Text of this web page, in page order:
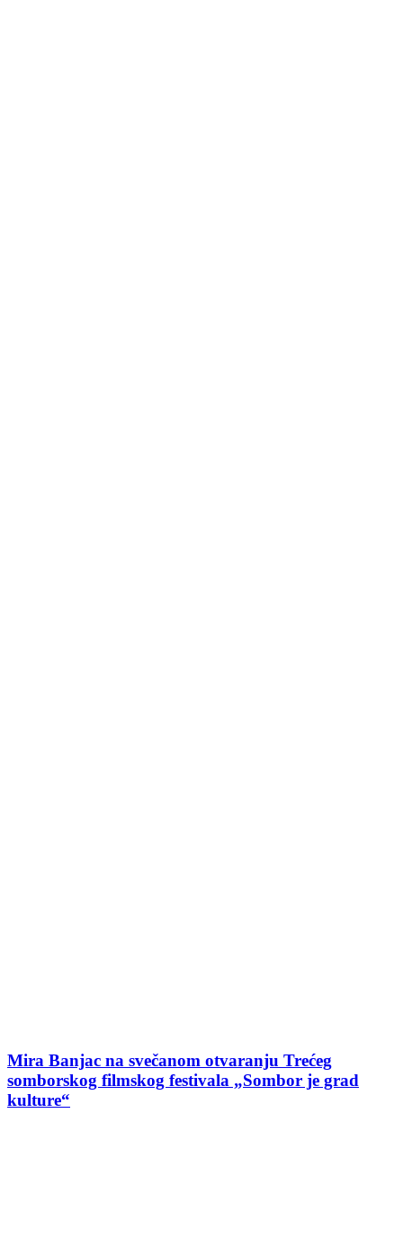
Mira Banjac na svečanom otvaranju Trećeg
somborskog filmskog festivala „Sombor je grad
kulture“